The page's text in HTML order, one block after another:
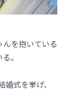
を抱いている
。
式を挙げ、